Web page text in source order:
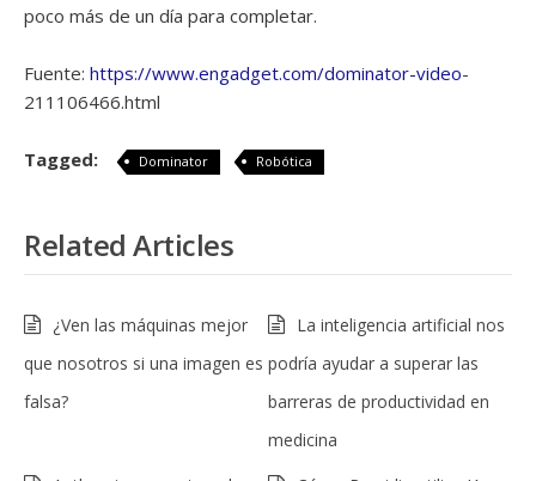
poco más de un día para completar.
Fuente: https://www.engadget.com/dominator-video-
211106466.html
Tagged: Dominator Robótica
Related Articles
¿Ven las máquinas mejor
que nosotros si una imagen es
falsa?
La inteligencia artificial nos
podría ayudar a superar las
barreras de productividad en
medicina